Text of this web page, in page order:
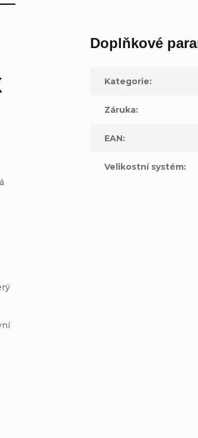
Doplňkové
Kategorie:
Záruka:
EAN:
Velikostní systém: